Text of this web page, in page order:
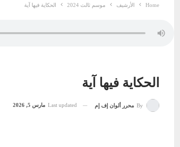
Home الأرشيف موسم ثالث 2024 الحكاية فيها آية
الحكاية فيها آية
By محرر ألوان إف إم Last updated مارس 5, 2026